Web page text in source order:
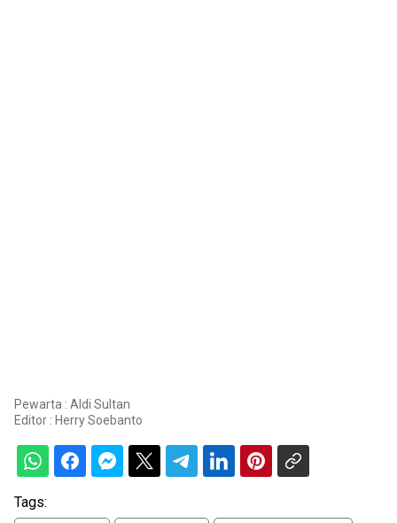
Pewarta : Aldi Sultan
Editor : Herry Soebanto
Tags: